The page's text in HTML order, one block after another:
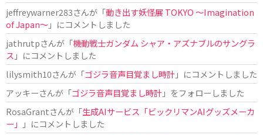
jeffreywarner283さんが「動き出す妖怪展 TOKYO 〜Imagination
of Japan〜」にコメントしました
jathrutpさんが「機動戦士ガンダム シャア・アズナブルのサングラ
ス 」にコメントしました
lilysmith10さんが「ゴジラ音声目覚まし時計」にコメントしました
アッキーさんが「ゴジラ音声目覚まし時計」をフォローしました
RosaGrantさんが「生成AIサービス「ビックリマンAIグッズメーカ
ー」
」にコメントしました